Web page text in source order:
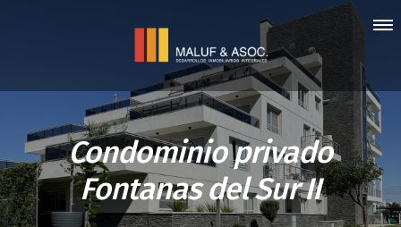
Condominio privado
Fontanas del Sur II